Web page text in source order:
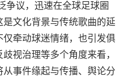
争议，迅速在全球足球圈
文化背景与传统歌曲的延
牵动球迷情绪，也引发俱
视治理等多个角度来看，
事件缘起与传播、舆论分